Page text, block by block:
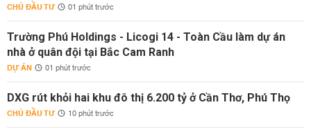
CHỦ ĐẦU TƯ 01 phút trước
Trường Phú Holdings - Licogi 14 - Toàn Cầu làm dự án
nhà ở quân đội tại Bắc Cam Ranh
DỰ ÁN 01 phút trước
DXG rút khỏi hai khu đô thị 6.200 tỷ ở Cần Thơ, Phú Thọ
CHỦ ĐẦU TƯ 10 phút trước